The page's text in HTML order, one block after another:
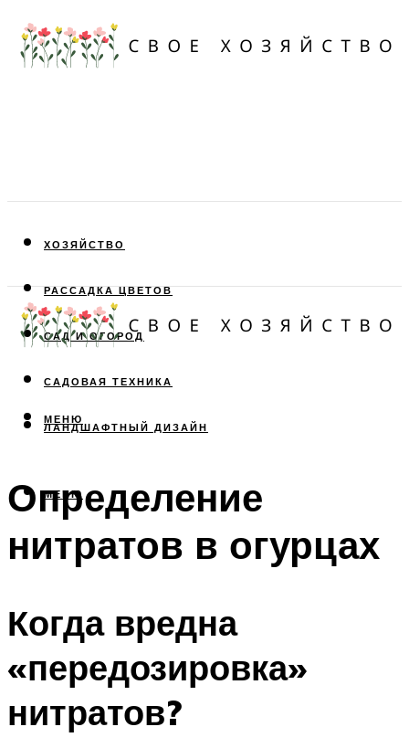
ХОЗЯЙСТВО
РАССАДКА ЦВЕТОВ
САД И ОГОРОД
САДОВАЯ ТЕХНИКА
ЛАНДШАФТНЫЙ ДИЗАЙН
МЕНЮ
МЕНЮ
Определение
нитратов в огурцах
Когда вредна
«передозировка»
нитратов?